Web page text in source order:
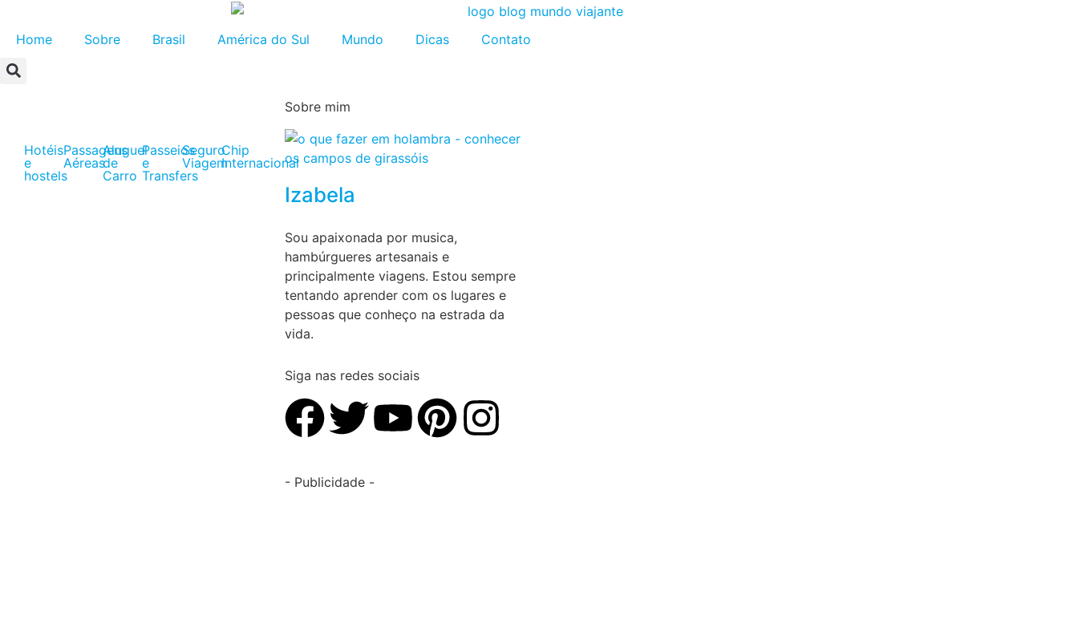
Home Sobre Brasil América do Sul Mundo Dicas Contato
Hotéis
e
hostels
Passagens
Aéreas
Aluguel
de
Carro
Passeios
e
Transfers
Seguro
Viagem
Chip
Internacional
Sobre mim
Izabela
Sou apaixonada por musica,
hambúrgueres artesanais e
principalmente viagens. Estou sempre
tentando aprender com os lugares e
pessoas que conheço na estrada da
vida.
Siga nas redes sociais
- Publicidade -